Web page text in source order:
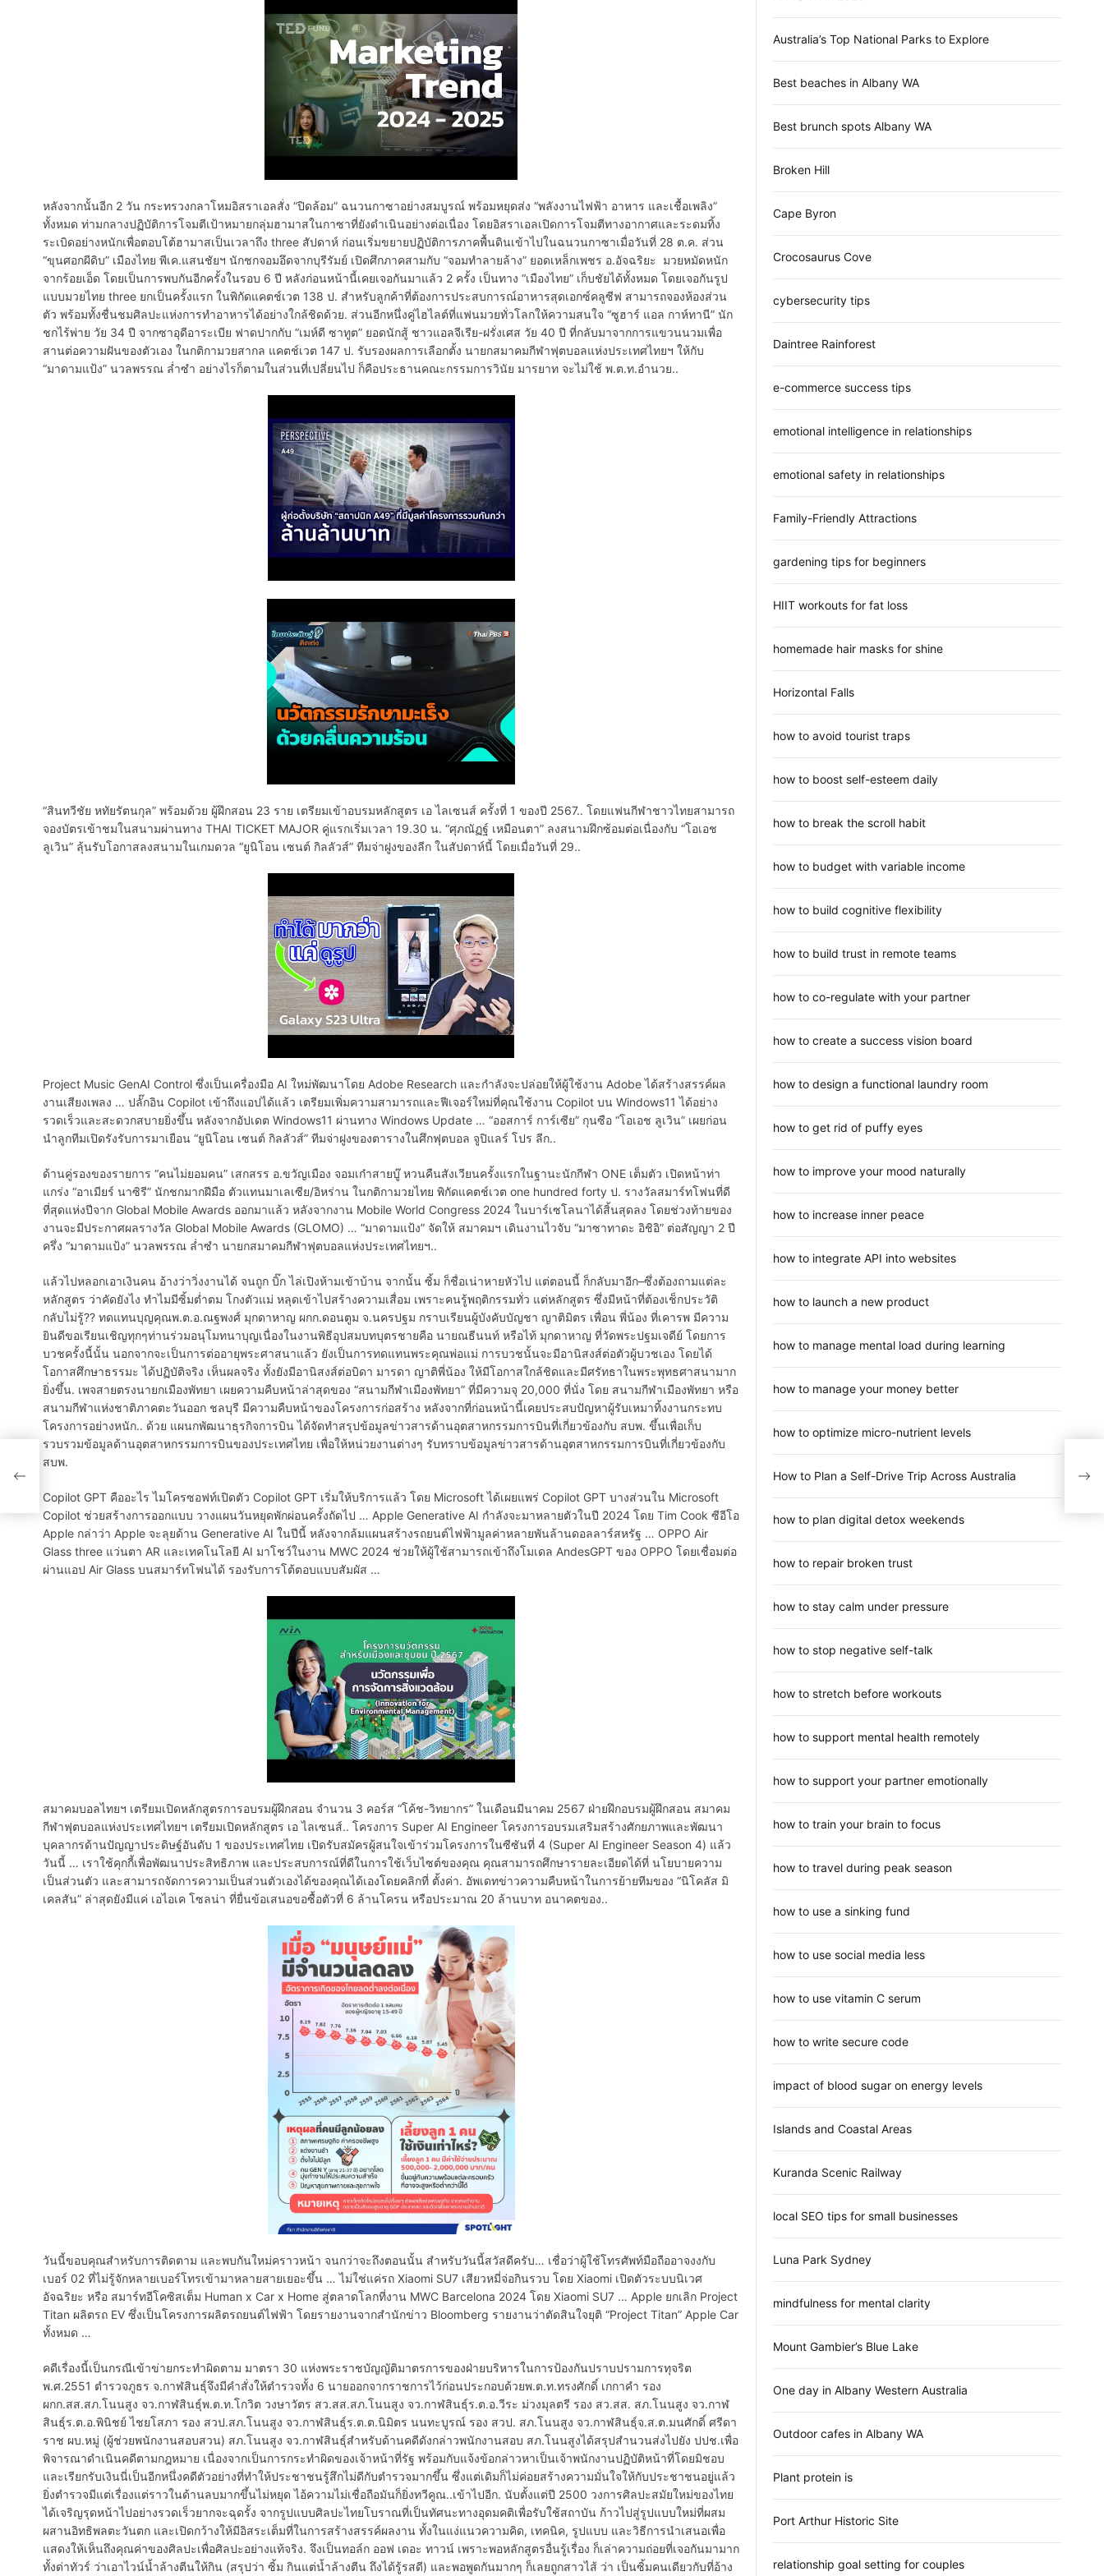
e
หลังจากนั้นอีก 2 วัน กระทรวงกลาโหมอิสราเอลสั่ง “ปิดล้อม” ฉนวนกาซาอย่างสมบูรณ์ พร้อมหยุดส่ง “พลังงานไฟฟ้า อาหาร และเชื้อเพลิง”
ทั้งหมด ท่ามกลางปฏิบัติการโจมตีเป้าหมายกลุ่มฮามาสในกาซาที่ยังดำเนินอย่างต่อเนื่อง โดยอิสราเอลเปิดการโจมตีทางอากาศและระดมทิ้ง
ระเบิดอย่างหนักเพื่อตอบโต้ฮามาสเป็นเวลาถึง three สัปดาห์ ก่อนเริ่มขยายปฏิบัติการภาคพื้นดินเข้าไปในฉนวนกาซาเมื่อวันที่ 28 ต.ค. ส่วน
“ขุนศอกผีดิบ” เมืองไทย พีเค.แสนชัยฯ นักชกจอมอึดจากบุรีรัมย์ เปิดศึกภาคสามกับ “จอมทำลายล้าง” ยอดเหล็กเพชร อ.อัจฉริยะ มวยหมัดหนัก
จากร้อยเอ็ด โดยเป็นการพบกันอีกครั้งในรอบ 6 ปี หลังก่อนหน้านี้เคยเจอกันมาแล้ว 2 ครั้ง เป็นทาง “เมืองไทย” เก็บชัยได้ทั้งหมด โดยเจอกันรูป
แบบมวยไทย three ยกเป็นครั้งแรก ในพิกัดแคตช์เวต 138 ป. สำหรับลูกค้าที่ต้องการประสบการณ์อาหารสุดเอกซ์คลูซีฟ สามารถจองห้องส่วน
ตัว พร้อมทั้งชื่นชมศิลปะแห่งการทำอาหารได้อย่างใกล้ชิดด้วย. ส่วนอีกหนึ่งคู่ไฮไลต์ที่แฟนมวยทั่วโลกให้ความสนใจ “ซูฮาร์ แอล กาห์ทานี” นัก
ชกไร้พ่าย วัย 34 ปี จากซาอุดีอาระเบีย ฟาดปากกับ “เมห์ดี ซาทูต” ยอดนักสู้ ชาวแอลจีเรีย-ฝรั่งเศส วัย 40 ปี ที่กลับมาจากการแขวนนวมเพื่อ
สานต่อความฝันของตัวเอง ในกติกามวยสากล แคตช์เวต 147 ป. รับรองผลการเลือกตั้ง นายกสมาคมกีฬาฟุตบอลแห่งประเทศไทยฯ ให้กับ
“มาดามแป้ง” นวลพรรณ ล่ำซำ อย่างไรก็ตามในส่วนที่เปลี่ยนไป ก็คือประธานคณะกรรมการวินัย มารยาท จะไม่ใช้ พ.ต.ท.อำนวย..
“สินทวีชัย หทัยรัตนกุล” พร้อมด้วย ผู้ฝึกสอน 23 ราย เตรียมเข้าอบรมหลักสูตร เอ ไลเซนส์ ครั้งที่ 1 ของปี 2567.. โดยแฟนกีฬาชาวไทยสามารถ
จองบัตรเข้าชมในสนามผ่านทาง THAI TICKET MAJOR คู่แรกเริ่มเวลา 19.30 น. “ศุภณัฏฐ์ เหมือนตา” ลงสนามฝึกซ้อมต่อเนื่องกับ “โอเอช
ลูเวิน” ลุ้นรับโอกาสลงสนามในเกมดวล “ยูนิโอน เซนต์ กิลลัวส์” ทีมจ่าฝูงของลีก ในสัปดาห์นี้ โดยเมื่อวันที่ 29..
Project Music GenAI Control ซึ่งเป็นเครื่องมือ AI ใหม่พัฒนาโดย Adobe Research และกำลังจะปล่อยให้ผู้ใช้งาน Adobe ได้สร้างสรรค์ผล
งานเสียงเพลง … ปลั๊กอิน Copilot เข้าถึงแอปได้แล้ว เตรียมเพิ่มความสามารถและฟีเจอร์ใหม่ที่คุณใช้งาน Copilot บน Windows11 ได้อย่าง
รวดเร็วและสะดวกสบายยิ่งขึ้น หลังจากอัปเดต Windows11 ผ่านทาง Windows Update … “ออสการ์ การ์เซีย” กุนซือ “โอเอช ลูเวิน” เผยก่อน
นำลูกทีมเปิดรังรับการมาเยือน “ยูนิโอน เซนต์ กิลลัวส์” ทีมจ่าฝูงของตารางในศึกฟุตบอล จูปิแลร์ โปร ลีก..
ด้านคู่รองของรายการ “คนไม่ยอมคน” เสกสรร อ.ขวัญเมือง จอมเก๋าสายบู๊ หวนคืนสังเวียนครั้งแรกในฐานะนักกีฬา ONE เต็มตัว เปิดหน้าท่า
แกร่ง “อาเมียร์ นาซิรี” นักชกมากฝีมือ ตัวแทนมาเลเซีย/อิหร่าน ในกติกามวยไทย พิกัดแคตช์เวต one hundred forty ป. รางวัลสมาร์ทโฟนที่ดี
ที่สุดแห่งปีจาก Global Mobile Awards ออกมาแล้ว หลังจากงาน Mobile World Congress 2024 ในบาร์เซโลนาได้สิ้นสุดลง โดยช่วงท้ายของ
งานจะมีประกาศผลรางวัล Global Mobile Awards (GLOMO) … “มาดามแป้ง” จัดให้ สมาคมฯ เดินงานไวจับ “มาซาทาดะ อิชิอิ” ต่อสัญญา 2 ปี
ครึ่ง “มาดามแป้ง” นวลพรรณ ล่ำซำ นายกสมาคมกีฬาฟุตบอลแห่งประเทศไทยฯ..
แล้วไปหลอกเอาเงินคน อ้างว่าวิ่งงานได้ จนถูก บิ๊ก ไล่เปิงห้ามเข้าบ้าน จากนั้น ซิ้ม ก็ชื่อเน่าหายหัวไป แต่ตอนนี้ ก็กลับมาอีก–ซึ่งต้องถามแต่ละ
หลักสูตร ว่าคัดยังไง ทำไมมีซิ้มต่ำตม โกงตัวแม่ หลุดเข้าไปสร้างความเสื่อม เพราะคนรู้พฤติกรรมทั่ว แต่หลักสูตร ซึ่งมีหน้าที่ต้องเช็กประวัติ
กลับไม่รู้?? ทดแทนบุญคุณพ.ต.อ.ณฐพงศ์ มุกดาหาญ ผกก.ดอนตูม จ.นครปฐม กราบเรียนผู้บังคับบัญชา ญาติมิตร เพื่อน พี่น้อง ที่เคารพ มีความ
ยินดีขอเรียนเชิญทุกๆท่านร่วมอนุโมทนาบุญเนื่องในงานพิธีอุปสมบทบุตรชายคือ นายณธีนนท์ หรือไท้ มุกดาหาญ ที่วัดพระปฐมเจดีย์ โดยการ
บวชครั้งนี้นั้น นอกจากจะเป็นการต่ออายุพระศาสนาแล้ว ยังเป็นการทดแทนพระคุณพ่อแม่ การบวชนั้นจะมีอานิสงส์ต่อตัวผู้บวชเอง โดยได้
โอกาสศึกษาธรรมะ ได้ปฏิบัติจริง เห็นผลจริง ทั้งยังมีอานิสงส์ต่อบิดา มารดา ญาติพี่น้อง ให้มีโอกาสใกล้ชิดและมีศรัทธาในพระพุทธศาสนามาก
ยิ่งขึ้น. เพจสายตรงนายกเมืองพัทยา เผยความคืบหน้าล่าสุดของ “สนามกีฬาเมืองพัทยา” ที่มีความจุ 20,000 ที่นั่ง โดย สนามกีฬาเมืองพัทยา หรือ
สนามกีฬาแห่งชาติภาคตะวันออก ชลบุรี มีความคืบหน้าของโครงการก่อสร้าง หลังจากที่ก่อนหน้านี้เคยประสบปัญหาผู้รับเหมาทิ้งงานกระทบ
โครงการอย่างหนัก.. ด้วย แผนกพัฒนาธุรกิจการบิน ได้จัดทำสรุปข้อมูลข่าวสารด้านอุตสาหกรรมการบินที่เกี่ยวข้องกับ สบพ. ขึ้นเพื่อเก็บ
รวบรวมข้อมูลด้านอุตสาหกรรมการบินของประเทศไทย เพื่อให้หน่วยงานต่างๆ รับทราบข้อมูลข่าวสารด้านอุตสาหกรรมการบินที่เกี่ยวข้องกับ
สบพ.
Copilot GPT คืออะไร ไมโครซอฟท์เปิดตัว Copilot GPT เริ่มให้บริการแล้ว โดย Microsoft ได้เผยแพร่ Copilot GPT บางส่วนใน Microsoft
Copilot ช่วยสร้างการออกแบบ วางแผนวันหยุดพักผ่อนครั้งถัดไป … Apple Generative AI กำลังจะมาหลายตัวในปี 2024 โดย Tim Cook ซีอีโอ
Apple กล่าว่า Apple จะลุยด้าน Generative AI ในปีนี้ หลังจากล้มแผนสร้างรถยนต์ไฟฟ้ามูลค่าหลายพันล้านดอลลาร์สหรัฐ … OPPO Air
Glass three แว่นตา AR และเทคโนโลยี AI มาโชว์ในงาน MWC 2024 ช่วยให้ผู้ใช้สามารถเข้าถึงโมเดล AndesGPT ของ OPPO โดยเชื่อมต่อ
ผ่านแอป Air Glass บนสมาร์ทโฟนได้ รองรับการโต้ตอบแบบสัมผัส …
สมาคมบอลไทยฯ เตรียมเปิดหลักสูตรการอบรมผู้ฝึกสอน จำนวน 3 คอร์ส “โค้ช-วิทยากร” ในเดือนมีนาคม 2567 ฝ่ายฝึกอบรมผู้ฝึกสอน สมาคม
กีฬาฟุตบอลแห่งประเทศไทยฯ เตรียมเปิดหลักสูตร เอ ไลเซนส์.. โครงการ Super AI Engineer โครงการอบรมเสริมสร้างศักยภาพและพัฒนา
บุคลากรด้านปัญญาประดิษฐ์อันดับ 1 ของประเทศไทย เปิดรับสมัครผู้สนใจเข้าร่วมโครงการในซีซันที่ 4 (Super AI Engineer Season 4) แล้ว
วันนี้ … เราใช้คุกกี้เพื่อพัฒนาประสิทธิภาพ และประสบการณ์ที่ดีในการใช้เว็บไซต์ของคุณ คุณสามารถศึกษารายละเอียดได้ที่ นโยบายความ
เป็นส่วนตัว และสามารถจัดการความเป็นส่วนตัวเองได้ของคุณได้เองโดยคลิกที่ ตั้งค่า. อัพเดทข่าวความคืบหน้าในการย้ายทีมของ “นิโคลัส มิ
เคลสัน” ล่าสุดยังมีแค่ เอไอเค โซลน่า ที่ยื่นข้อเสนอขอซื้อตัวที่ 6 ล้านโครน หรือประมาณ 20 ล้านบาท อนาคตของ..
วันนี้ขอบคุณสำหรับการติดตาม และพบกันใหม่คราวหน้า จนกว่าจะถึงตอนนั้น สำหรับวันนี้สวัสดีครับ… เชื่อว่าผู้ใช้โทรศัพท์มือถืออาจงงกับ
เบอร์ 02 ที่ไม่รู้จักหลายเบอร์โทรเข้ามาหลายสายเยอะขึ้น … ไม่ใช่แค่รถ Xiaomi SU7 เสียวหมี่จ่อกินรวบ โดย Xiaomi เปิดตัวระบบนิเวศ
อัจฉริยะ หรือ สมาร์ทอีโคซิสเต็ม Human x Car x Home สู่ตลาดโลกที่งาน MWC Barcelona 2024 โดย Xiaomi SU7 … Apple​ ยกเลิก Project
Titan ผลิตรถ​ EV ซึ่งเป็นโครงการผลิตรถยนต์ไฟฟ้า โดยรายงานจากสำนักข่าว Bloomberg รายงานว่าตัดสินใจยุติ “Project Titan” Apple Car
ทั้งหมด …
คดีเรื่องนี้เป็นกรณีเข้าข่ายกระทำผิดตาม มาตรา 30 แห่งพระราชบัญญัติมาตรการของฝ่ายบริหารในการป้องกันปราบปรามการทุจริต
พ.ศ.2551 ตำรวจภูธร จ.กาฬสินธุ์จึงมีคำสั่งให้ตำรวจทั้ง 6 นายออกจากราชการไว้ก่อนประกอบด้วยพ.ต.ท.ทรงศักดิ์ เกกาคำ รอง
ผกก.สส.สภ.โนนสูง จว.กาฬสินธุ์พ.ต.ท.โกวิต วงษาวัตร สว.สส.สภ.โนนสูง จว.กาฬสินธุ์ร.ต.อ.วีระ ม่วงมุลตรี รอง สว.สส. สภ.โนนสูง จว.กาฬ
สินธุ์ร.ต.อ.พินิชย์ ไชยโสภา รอง สวป.สภ.โนนสูง จว.กาฬสินธุ์ร.ต.ต.นิมิตร นนทะบูรณ์ รอง สวป. สภ.โนนสูง จว.กาฬสินธุ์จ.ส.ต.มนศักดิ์ ศรีดา
ราช ผบ.หมู่ (ผู้ช่วยพนักงานสอบสวน) สภ.โนนสูง จว.กาฬสินธุ์สำหรับด้านคดีดังกล่าวพนักงานสอบ สภ.โนนสูงได้สรุปสำนวนส่งไปยัง ปปช.เพื่อ
พิจารณาดำเนินคดีตามกฎหมาย เนื่องจากเป็นการกระทำผิดของเจ้าหน้าที่รัฐ พร้อมกับแจ้งข้อกล่าวหาเป็นเจ้าพนักงานปฏิบัติหน้าที่โดยมิชอบ
และเรียกรับเงินนี่เป็นอีกหนึ่งคดีตัวอย่างที่ทำให้ประชาชนรู้สึกไม่ดีกับตำรวจมากขึ้น ซึ่งแต่เดิมก็ไม่ค่อยสร้างความมั่นใจให้กับประชาชนอยู่แล้ว
ยิ่งตำรวจมีแต่เรื่องแต่ราวในด้านลบมากขึ้นไม่หยุด ไอ้ความไม่เชื่อถือมันก็ยิ่งทวีคูณ..เข้าไปอีก. นับตั้งแต่ปี 2500 วงการศิลปะสมัยใหม่ของไทย
ได้เจริญรุดหน้าไปอย่างรวดเร็วยากจะฉุดรั้ง จากรูปแบบศิลปะไทยโบราณที่เป็นทัศนะทางอุดมคติเพื่อรับใช้สถาบัน ก้าวไปสู่รูปแบบใหม่ที่ผสม
ผสานอิทธิพลตะวันตก และเปิดกว้างให้มีอิสระเต็มที่ในการสร้างสรรค์ผลงาน ทั้งในแง่แนวความคิด, เทคนิค, รูปแบบ และวิธีการนำเสนอเพื่อ
แสดงให้เห็นถึงคุณค่าของศิลปะเพื่อศิลปะอย่างแท้จริง. จึงเป็นทอล์ก ออฟ เดอะ ทาวน์ เพราะพอหลักสูตรอื่นรู้เรื่อง ก็เล่าความถ่อยที่เจอกันมามาก
ทั้งด่าทัวร์ ว่าเอาไวน์น้ำล้างตีนให้กิน (สรุปว่า ซิ้ม กินแต่น้ำล้างตีน ถึงได้รู้รสดี) และพอพูดกันมากๆ ก็เลยถูกสาวไส้ ว่า เป็นซิ้มคนเดียวกับที่อ้าง
Australia’s Top National Parks to Explore
Best beaches in Albany WA
Best brunch spots Albany WA
Broken Hill
Cape Byron
Crocosaurus Cove
cybersecurity tips
Daintree Rainforest
e-commerce success tips
emotional intelligence in relationships
emotional safety in relationships
Family-Friendly Attractions
gardening tips for beginners
HIIT workouts for fat loss
homemade hair masks for shine
Horizontal Falls
how to avoid tourist traps
how to boost self-esteem daily
how to break the scroll habit
how to budget with variable income
how to build cognitive flexibility
how to build trust in remote teams
how to co-regulate with your partner
how to create a success vision board
how to design a functional laundry room
how to get rid of puffy eyes
how to improve your mood naturally
how to increase inner peace
how to integrate API into websites
how to launch a new product
how to manage mental load during learning
how to manage your money better
how to optimize micro-nutrient levels
How to Plan a Self-Drive Trip Across Australia
how to plan digital detox weekends
how to repair broken trust
how to stay calm under pressure
how to stop negative self-talk
how to stretch before workouts
how to support mental health remotely
how to support your partner emotionally
how to train your brain to focus
how to travel during peak season
how to use a sinking fund
how to use social media less
how to use vitamin C serum
how to write secure code
impact of blood sugar on energy levels
Islands and Coastal Areas
Kuranda Scenic Railway
local SEO tips for small businesses
Luna Park Sydney
mindfulness for mental clarity
Mount Gambier’s Blue Lake
One day in Albany Western Australia
Outdoor cafes in Albany WA
Plant protein is
Port Arthur Historic Site
relationship goal setting for couples
ง
งบ
บ้า